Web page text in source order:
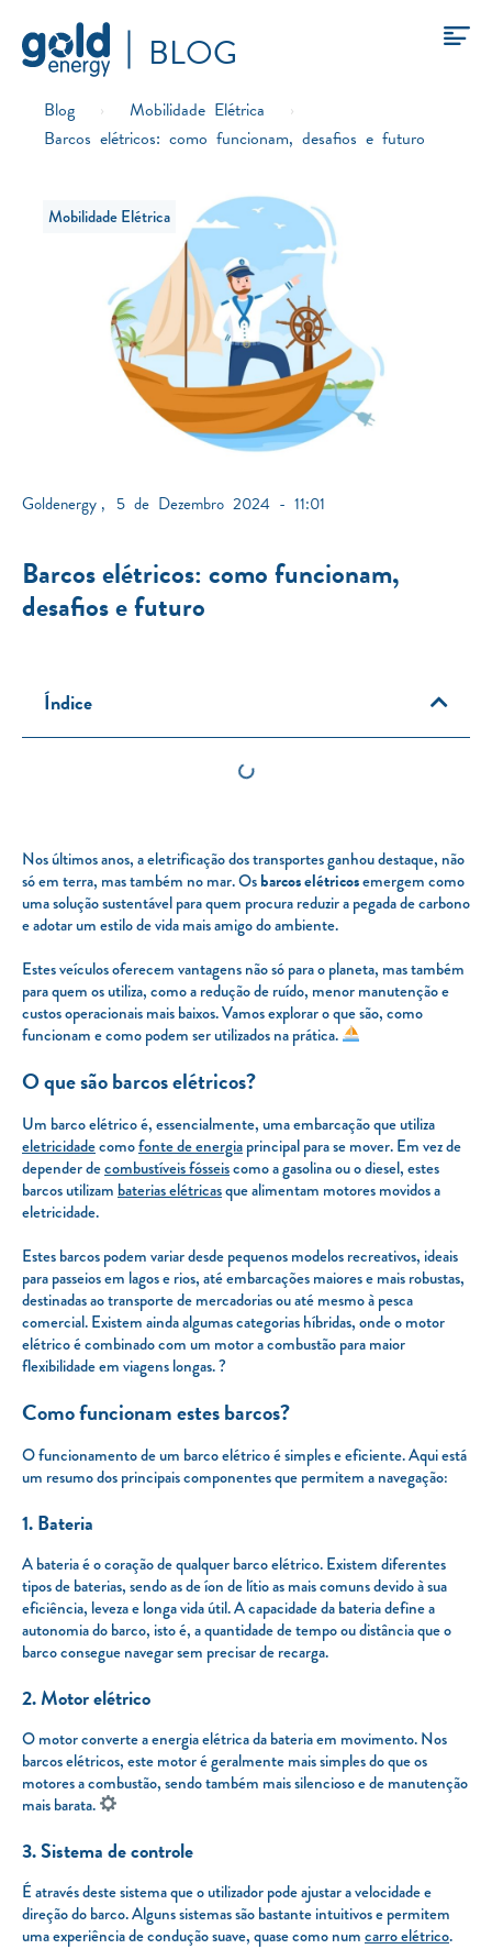
BLOG
Blog › Mobilidade Elétrica
›
Barcos elétricos: como funcionam, desafios e futuro
Mobilidade Elétrica
Goldenergy 5 de Dezembro 2024 - 11:01
Barcos elétricos: como funcionam,
desafios e futuro
Índice
Nos últimos anos, a eletrificação dos transportes ganhou destaque, não
só em terra, mas também no mar. Osbarcos elétricosemergem como
uma solução sustentável para quem procura reduzir a pegada de carbono
e adotar um estilo de vida mais amigo do ambiente.
Estes veículos oferecem vantagens não só para o planeta, mas também
para quem os utiliza, como a redução de ruído, menor manutenção e
custos operacionais mais baixos. Vamos explorar o que são, como
funcionam e como podem ser utilizados na prática.
O que são barcos elétricos?
Um barco elétrico é, essencialmente, uma embarcação que utiliza
eletricidadecomofonte de energiaprincipal para se mover. Em vez de
depender decombustíveis fósseiscomo a gasolina ou o diesel, estes
barcos utilizam baterias elétricasque alimentam motores movidos a
eletricidade.
Estes barcos podem variar desde pequenos modelos recreativos, ideais
para passeios em lagos e rios, até embarcações maiores e mais robustas,
destinadas ao transporte de mercadorias ou até mesmo à pesca
comercial. Existem ainda algumas categorias híbridas, onde o motor
elétrico é combinado com um motor a combustão para maior
flexibilidade em viagens longas. ?
Como funcionam estes barcos?
O funcionamento de um barco elétrico é simples e eficiente. Aqui está
um resumo dos principais componentes que permitem a navegação:
1. Bateria
A bateria é o coração de qualquer barco elétrico. Existem diferentes
tipos de baterias, sendo as de íon de lítio as mais comuns devido à sua
eficiência, leveza e longa vida útil. A capacidade da bateria define a
autonomia do barco, isto é, a quantidade de tempo ou distância que o
barco consegue navegar sem precisar de recarga.
2. Motor elétrico
O motor converte a energia elétrica da bateria em movimento. Nos
barcos elétricos, este motor é geralmente mais simples do que os
motores a combustão, sendo também mais silencioso e de manutenção
mais barata.
3. Sistema de controle
É através deste sistema que o utilizador pode ajustar a velocidade e
direção do barco. Alguns sistemas são bastante intuitivos e permitem
uma experiência de condução suave, quase como numcarro elétrico.